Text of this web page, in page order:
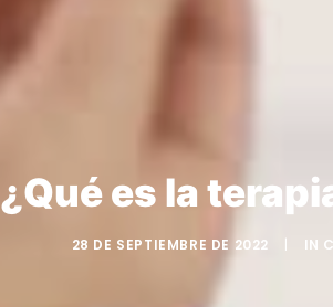
¿Qué es la
28 DE SEPTIEMBRE DE 2022 IN